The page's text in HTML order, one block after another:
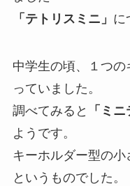
「テトリスミニ」 に
中学生の頃、１つ
っていました。
調べてみると
「ミ
ようです。
キーホルダー型の
というものでした。